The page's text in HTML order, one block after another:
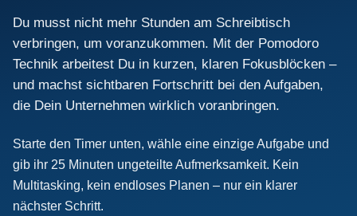
Du musst nicht mehr Stunden am Schreibtisch
verbringen, um voranzukommen. Mit der Pomodoro
Technik arbeitest Du in kurzen, klaren Fokusblöcken –
und machst sichtbaren Fortschritt bei den Aufgaben,
die Dein Unternehmen wirklich voranbringen.
Starte den Timer unten, wähle eine einzige Aufgabe und
gib ihr 25 Minuten ungeteilte Aufmerksamkeit. Kein
Multitasking, kein endloses Planen – nur ein klarer
nächster Schritt.